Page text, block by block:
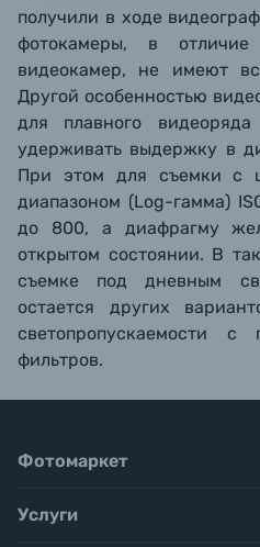
получили в ходе
фотокамеры, в отличие
видеокамер, не имеют
Другой особенностью
для плавного видеоряда
удерживать выдержку в
При этом для съемки с
диапазоном (Log-гамма)
до 800, а диафрагму
открытом состоянии. В
съемке под дневным
остается других
светопропускаемости
фильтров.
Фотомаркет
Услуги